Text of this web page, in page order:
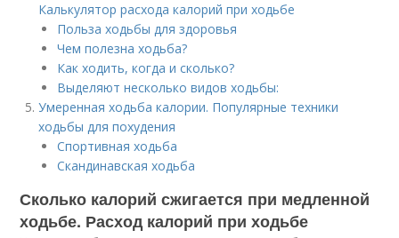
Калькулятор расхода калорий при ходьбе
Польза ходьбы для здоровья
Чем полезна ходьба?
Как ходить, когда и сколько?
Выделяют несколько видов ходьбы:
Умеренная ходьба калории. Популярные техники
ходьбы для похудения
Спортивная ходьба
Скандинавская ходьба
Сколько калорий сжигается при медленной
ходьбе. Расход калорий при ходьбе